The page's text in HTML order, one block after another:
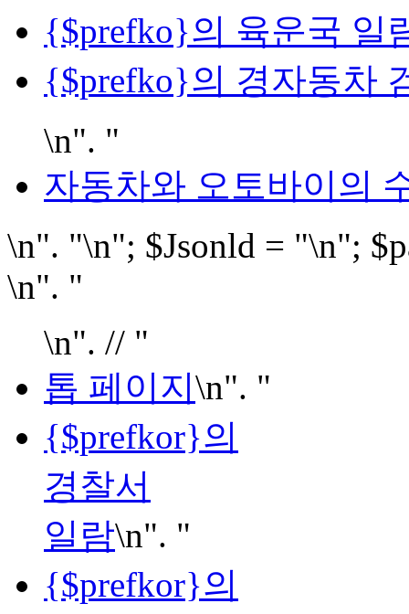
{$prefko}의 육운국 일
{$prefko}의 경자동차
\n". "
자동차와 오토바이의
\n". "\n"; $Jsonld = "\n";
\n". "
\n". // "
톱 페이지\n". "
{$prefkor}의
경찰서
일람\n". "
{$prefkor}의